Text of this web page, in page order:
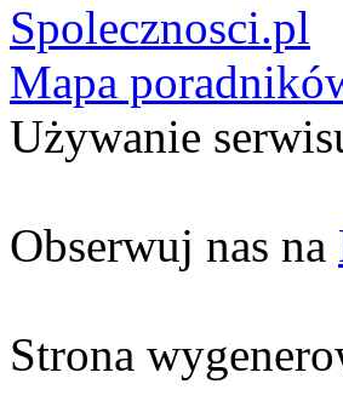
Spolecznosci.pl
Mapa
Używanie
Obserwuj nas na
Strona